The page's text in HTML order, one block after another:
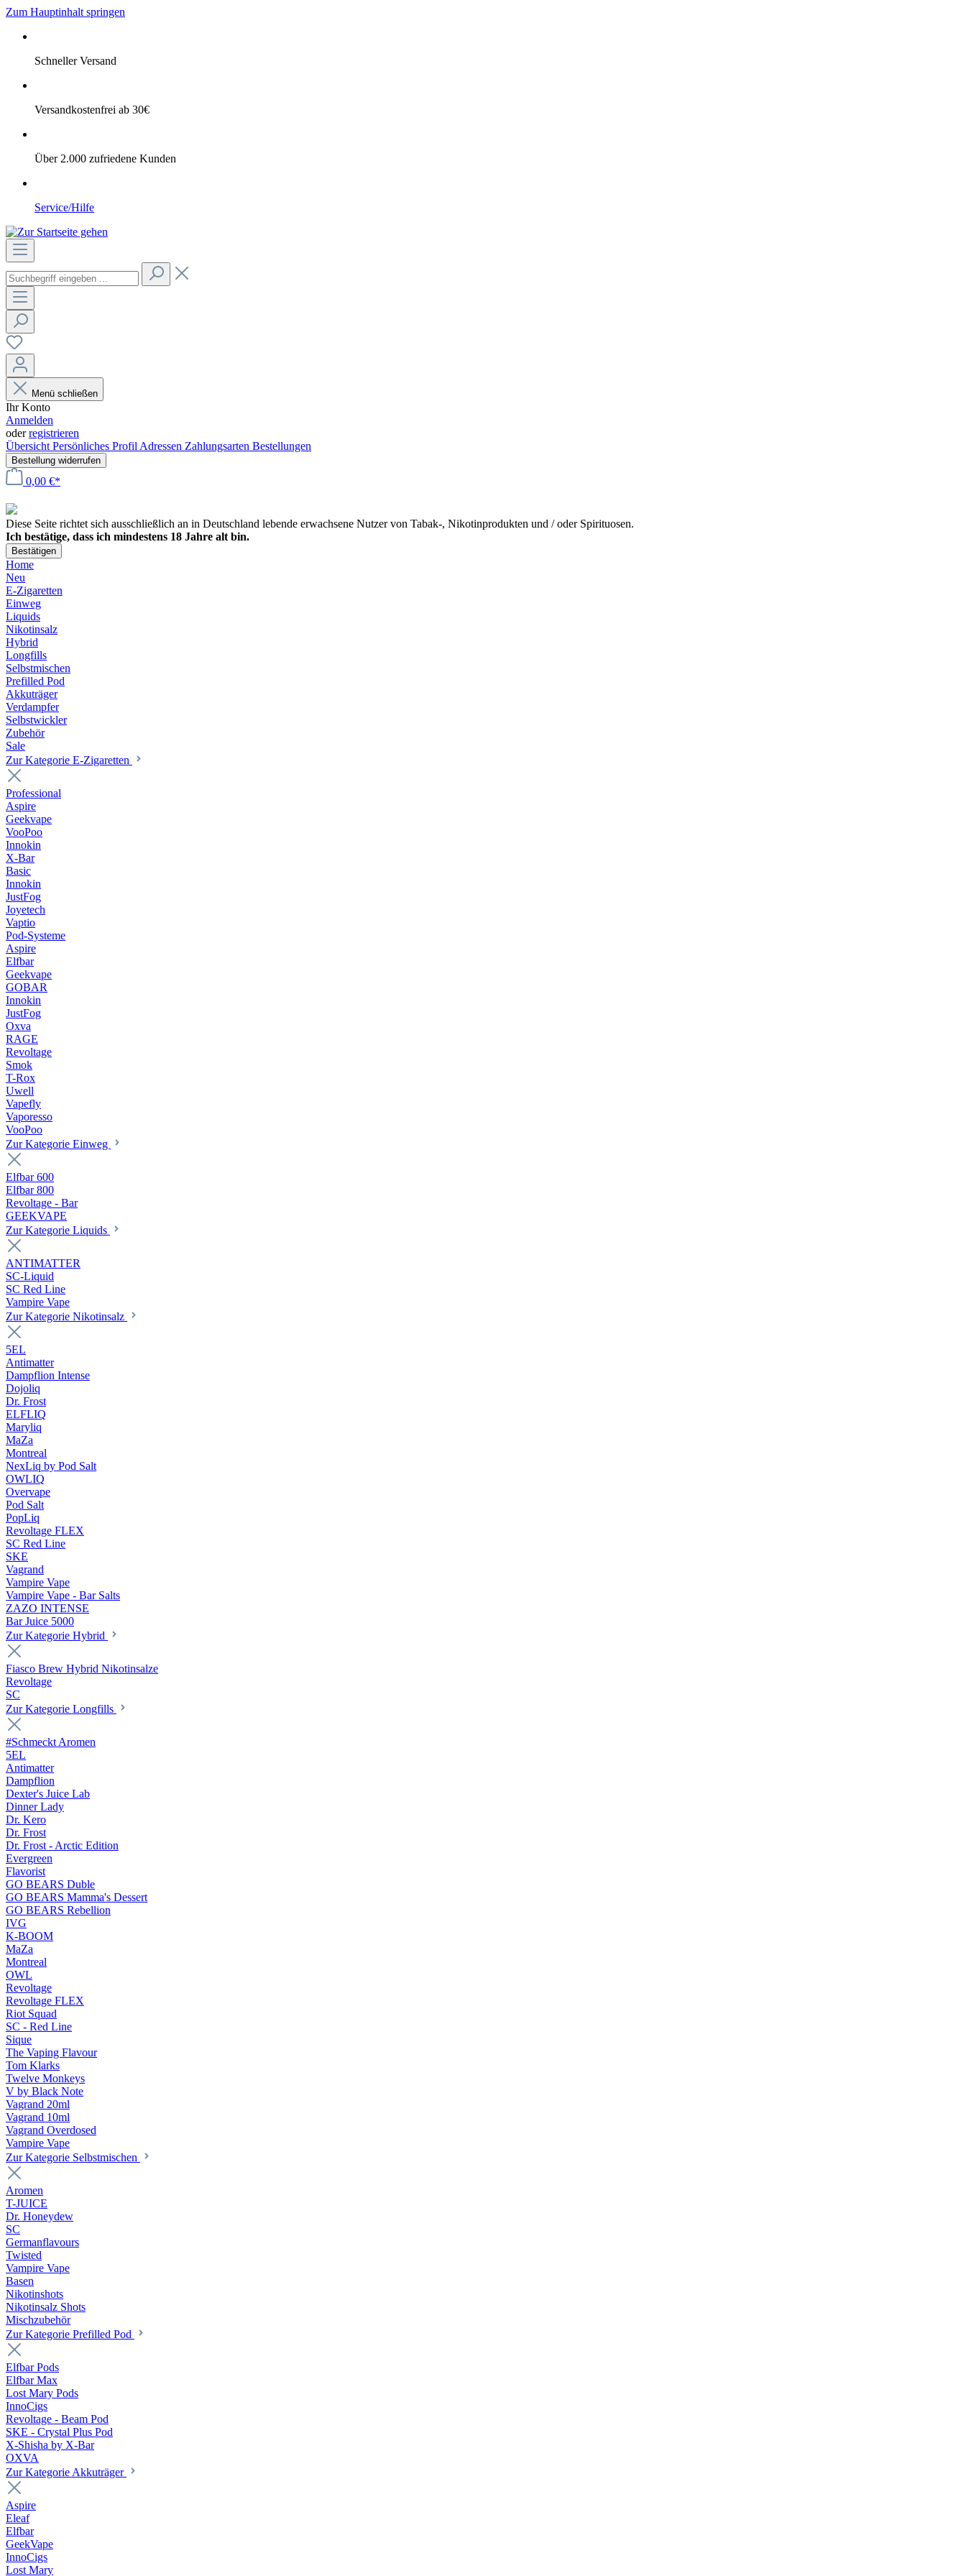
Zum Hauptinhalt springen
Schneller Versand
Versandkostenfrei ab 30€
Über 2.000 zufriedene Kunden
Service/Hilfe
Menü schließen
Ihr Konto
Anmelden
oderregistrieren
Übersicht Persönliches Profil Adressen Zahlungsarten Bestellungen
Bestellung widerrufen
0,00 €*
Diese Seite richtet sich ausschließlich an in Deutschland lebende erwachsene Nutzer von Tabak-, Nikotinprodukten und / oder Spirituosen.
Ich bestätige, dass ich mindestens 18 Jahre alt bin.
Bestätigen
Home
Neu
E-Zigaretten
Einweg
Liquids
Nikotinsalz
Hybrid
Longfills
Selbstmischen
Prefilled Pod
Akkuträger
Verdampfer
Selbstwickler
Zubehör
Sale
Zur Kategorie E-Zigaretten
Professional
Aspire
Geekvape
VooPoo
Innokin
X-Bar
Basic
Innokin
JustFog
Joyetech
Vaptio
Pod-Systeme
Aspire
Elfbar
Geekvape
GOBAR
Innokin
JustFog
Oxva
RAGE
Revoltage
Smok
T-Rox
Uwell
Vapefly
Vaporesso
VooPoo
Zur Kategorie Einweg
Elfbar 600
Elfbar 800
Revoltage - Bar
GEEKVAPE
Zur Kategorie Liquids
ANTIMATTER
SC-Liquid
SC Red Line
Vampire Vape
Zur Kategorie Nikotinsalz
5EL
Antimatter
Dampflion Intense
Dojoliq
Dr. Frost
ELFLIQ
Maryliq
MaZa
Montreal
NexLiq by Pod Salt
OWLIQ
Overvape
Pod Salt
PopLiq
Revoltage FLEX
SC Red Line
SKE
Vagrand
Vampire Vape
Vampire Vape - Bar Salts
ZAZO INTENSE
Bar Juice 5000
Zur Kategorie Hybrid
Fiasco Brew Hybrid Nikotinsalze
Revoltage
SC
Zur Kategorie Longfills
#Schmeckt Aromen
5EL
Antimatter
Dampflion
Dexter's Juice Lab
Dinner Lady
Dr. Kero
Dr. Frost
Dr. Frost - Arctic Edition
Evergreen
Flavorist
GO BEARS Duble
GO BEARS Mamma's Dessert
GO BEARS Rebellion
IVG
K-BOOM
MaZa
Montreal
OWL
Revoltage
Revoltage FLEX
Riot Squad
SC - Red Line
Sique
The Vaping Flavour
Tom Klarks
Twelve Monkeys
V by Black Note
Vagrand 20ml
Vagrand 10ml
Vagrand Overdosed
Vampire Vape
Zur Kategorie Selbstmischen
Aromen
T-JUICE
Dr. Honeydew
SC
Germanflavours
Twisted
Vampire Vape
Basen
Nikotinshots
Nikotinsalz Shots
Mischzubehör
Zur Kategorie Prefilled Pod
Elfbar Pods
Elfbar Max
Lost Mary Pods
InnoCigs
Revoltage - Beam Pod
SKE - Crystal Plus Pod
X-Shisha by X-Bar
OXVA
Zur Kategorie Akkuträger
Aspire
Eleaf
Elfbar
GeekVape
InnoCigs
Lost Mary